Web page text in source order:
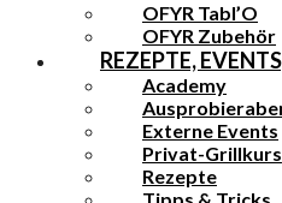
OFYR Tabl’O
OFYR Zubehör
REZEPTE,
Academy
Externe Events
Privat-Grillkurs
Rezepte
Tipps & Tricks